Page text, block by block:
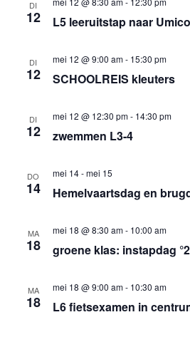
DI
12 L5 leeruitstap naar
DI
12 SCHOOLREIS kleuters
mei 12 @ 9:00 am- 15:30 pm
DI
12 zwemmen L3-4
mei 12 @ 12:30 pm- 14:30 pm
DO
14 Hemelvaartsdag en
mei 14-mei 15
MA
18 groene klas: instapdag
mei 18 @ 8:30 am- 10:00 am
MA
18 L6 fietsexamen in
mei 18 @ 9:00 am- 10:30 am